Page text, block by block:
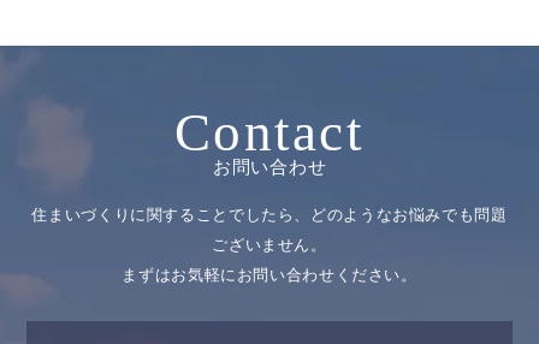
Contact
お問い合わせ
住まいづくりに関することでしたら、どのようなお悩みでも問題
ございません。
まずはお気軽にお問い合わせください。